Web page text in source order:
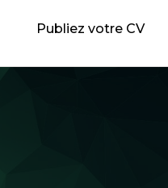
Publiez votre CV